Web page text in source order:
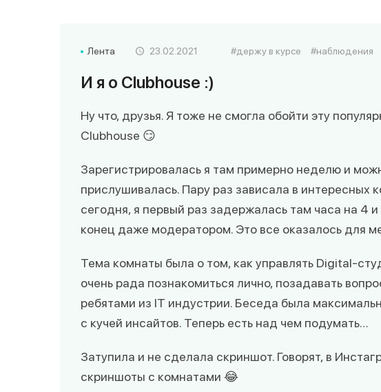
Лента 23.02.2021 держу в курсе наблюдения
И я о Clubhouse :)
Ну что, друзья. Я тоже не смогла обойти эту
Clubhouse 😏
Зарегистрировалась я там примерно неделю и
прислушивалась. Пару раз зависала в интересных
сегодня, я первый раз задержалась там часа на 4
конец даже модератором. Это все оказалось для
Тема комнаты была о том, как управлять Digital-
очень рада познакомиться лично, позадавать
ребятами из IT индустрии. Беседа была
с кучей инсайтов. Теперь есть над чем подумать…
Затупила и не сделала скриншот. Говорят, в
скриншоты с комнатами 😂